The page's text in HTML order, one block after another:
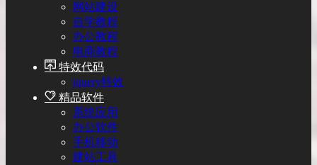
网站建设
自学教程
办公教程
电商教程
特效代码
jquery特效
精品软件
系统应用
办公软件
手机移动
建站工具